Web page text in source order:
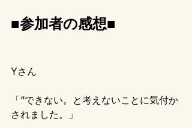
■参加者の感想■
Yさん
「“できない。と考えないことに気付か
されました。」